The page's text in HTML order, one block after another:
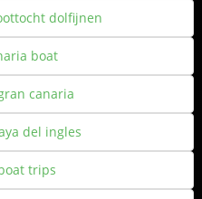
dolfijnen
boat
canaria
del ingles
trips